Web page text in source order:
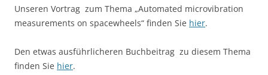
Unseren Vortrag zum Thema „Automated microvibration
measurements on spacewheels“ finden Sie hier.
Den etwas ausführlicheren Buchbeitrag zu diesem Thema
finden Sie hier.